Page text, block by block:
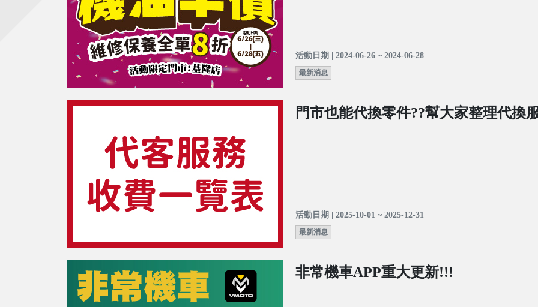
活動日期 | 2024-06-26 ~ 2024-06-28
最新消息
門市也能代換零件??幫大家整理代換
活動日期 | 2025-10-01 ~ 2025-12-31
最新消息
非常機車APP重大更新!!!